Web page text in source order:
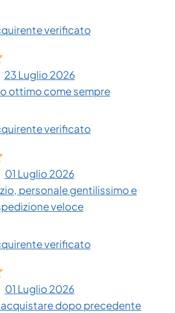
verificato
23 Luglio 2026
ottimo come sempre
verificato
01 Luglio 2026
personale gentilissimo e
veloce
verificato
01 Luglio 2026
dopo precedente